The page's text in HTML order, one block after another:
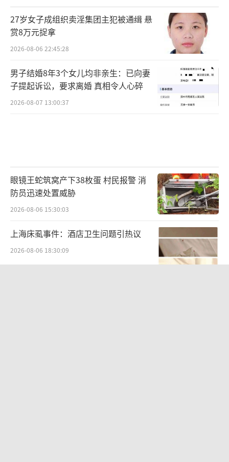
27岁女子成组织卖淫集团主犯被通缉 悬
赏8万元捉拿
2026-08-06 22:45:28
男子结婚8年3个女儿均非亲生：已向妻
子提起诉讼，要求离婚 真相令人心碎
2026-08-07 13:00:37
眼镜王蛇筑窝产下38枚蛋 村民报警 消
防员迅速处置威胁
2026-08-06 15:30:03
上海床虱事件：酒店卫生问题引热议
2026-08-06 18:30:09